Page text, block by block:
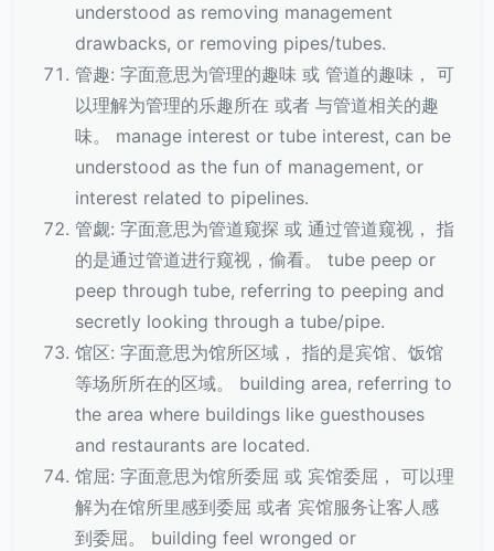
understood as removing management
drawbacks, or removing pipes/tubes.
管趣: 字面意思为管理的趣味 或 管道的趣味， 可
以理解为管理的乐趣所在 或者 与管道相关的趣
味。 manage interest or tube interest, can be
understood as the fun of management, or
interest related to pipelines.
管觑: 字面意思为管道窥探 或 通过管道窥视， 指
的是通过管道进行窥视，偷看。 tube peep or
peep through tube, referring to peeping and
secretly looking through a tube/pipe.
馆区: 字面意思为馆所区域， 指的是宾馆、饭馆
等场所所在的区域。 building area, referring to
the area where buildings like guesthouses
and restaurants are located.
馆屈: 字面意思为馆所委屈 或 宾馆委屈， 可以理
解为在馆所里感到委屈 或者 宾馆服务让客人感
到委屈。 building feel wronged or